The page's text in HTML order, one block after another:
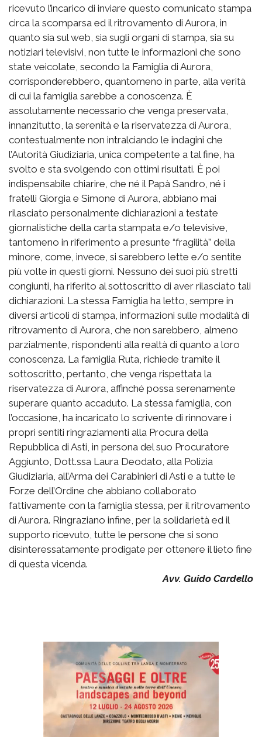
ricevuto l’incarico di inviare questo comunicato stampa
circa la scomparsa ed il ritrovamento di Aurora, in
quanto sia sul web, sia sugli organi di stampa, sia su
notiziari televisivi, non tutte le informazioni che sono
state veicolate, secondo la Famiglia di Aurora,
corrisponderebbero, quantomeno in parte, alla verità
di cui la famiglia sarebbe a conoscenza. È
assolutamente necessario che venga preservata,
innanzitutto, la serenità e la riservatezza di Aurora,
contestualmente non intralciando le indagini che
l’Autorità Giudiziaria, unica competente a tal fine, ha
svolto e sta svolgendo con ottimi risultati. È poi
indispensabile chiarire, che né il Papà Sandro, né i
fratelli Giorgia e Simone di Aurora, abbiano mai
rilasciato personalmente dichiarazioni a testate
giornalistiche della carta stampata e/o televisive,
tantomeno in riferimento a presunte “fragilità” della
minore, come, invece, si sarebbero lette e/o sentite
più volte in questi giorni. Nessuno dei suoi più stretti
congiunti, ha riferito al sottoscritto di aver rilasciato tali
dichiarazioni. La stessa Famiglia ha letto, sempre in
diversi articoli di stampa, informazioni sulle modalità di
ritrovamento di Aurora, che non sarebbero, almeno
parzialmente, rispondenti alla realtà di quanto a loro
conoscenza. La famiglia Ruta, richiede tramite il
sottoscritto, pertanto, che venga rispettata la
riservatezza di Aurora, affinché possa serenamente
superare quanto accaduto. La stessa famiglia, con
l’occasione, ha incaricato lo scrivente di rinnovare i
propri sentiti ringraziamenti alla Procura della
Repubblica di Asti, in persona del suo Procuratore
Aggiunto, Dott.ssa Laura Deodato, alla Polizia
Giudiziaria, all’Arma dei Carabinieri di Asti e a tutte le
Forze dell’Ordine che abbiano collaborato
fattivamente con la famiglia stessa, per il ritrovamento
di Aurora. Ringraziano infine, per la solidarietà ed il
supporto ricevuto, tutte le persone che si sono
disinteressatamente prodigate per ottenere il lieto fine
di questa vicenda.
Avv. Guido Cardello